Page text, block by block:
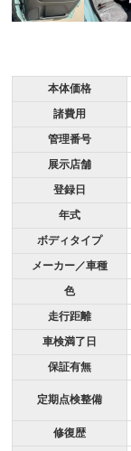
本体価格
諸費用
管理番号
展示店舗
登録日
年式
ボディタイプ
メーカー／車種
色
走行距離
車検満了日
保証有無
定期点検整備
修復歴